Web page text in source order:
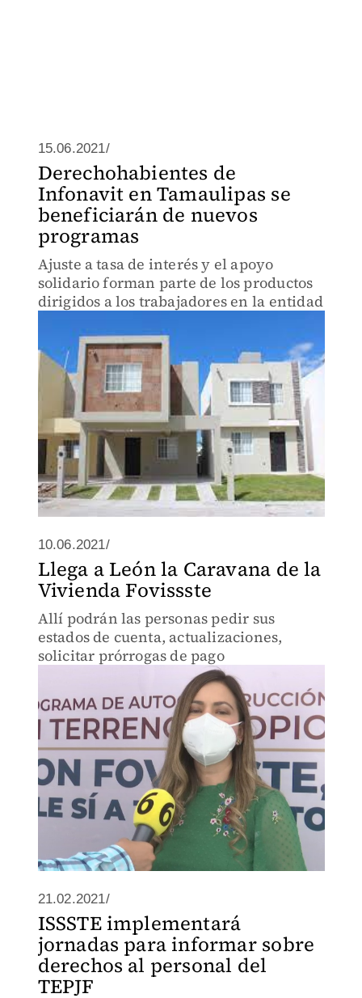
15.06.2021/
Derechohabientes de
Infonavit en Tamaulipas se
beneficiarán de nuevos
programas
Ajuste a tasa de interés y el apoyo
solidario forman parte de los productos
dirigidos a los trabajadores en la entidad
10.06.2021/
Llega a León la Caravana de la
Vivienda Fovissste
Allí podrán las personas pedir sus
estados de cuenta, actualizaciones,
solicitar prórrogas de pago
21.02.2021/
ISSSTE implementará
jornadas para informar sobre
derechos al personal del
TEPJF